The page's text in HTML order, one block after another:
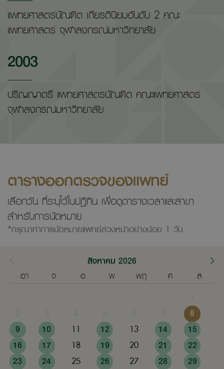
แพทยศาสตร์บัณฑิต เกียรตินิยมอันดับ 2 คณะ
แพทยศาสตร์ จุฬาลงกรณ์มหาวิทยาลัย
2003
ปริญญาตรี แพทยศาสตรบัณฑิต คณะแพทยศาสตร์
จุฬาลงกรณ์มหาวิทยาลัย
ตารางออกตรวจของแพทย์
เลือกวัน ที่ระบุไว้ในปฎิทิน เพื่อดูตารางเวลาและสาขา
สำหรับการนัดหมาย
*กรุณาทำการนัดหมายแพทย์ล่วงหน้าอย่างน้อย 1 วัน
สิงหาคม 2026
อา
จ อ พ พฤ ศ
ส
8
9
10 11 12 13 14
15
16
17 18 19 20 21
22
23
24 25 26 27 28
29